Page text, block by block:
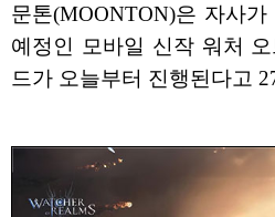
문톤(MOONTON)은 자사
예정인 모바일 신작 워처
드가 오늘부터 진행된다고